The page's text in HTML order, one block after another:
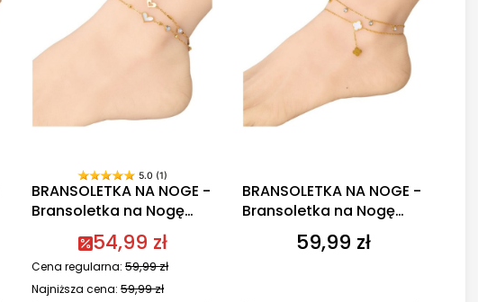
5.0 (1)
BRANSOLETKA NA NOGE -
Bransoletka na Nogę
Serduszko54,99 zł
Cena regularna: 59,99 zł
Najniższa cena: 59,99 zł
BRANSOLETKA NA NOGE -
Bransoletka na Nogę
Koniczynka
Cena
59,99 zł